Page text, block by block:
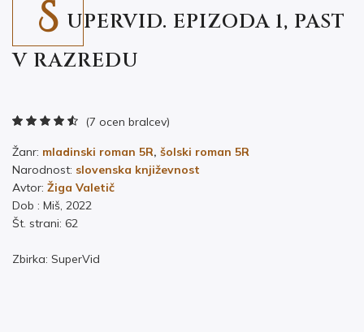
S UPERVID. EPIZODA 1, PAST
V RAZREDU
(7 ocen bralcev)
Žanr: mladinski roman 5R, šolski roman 5R
Narodnost: slovenska književnost
Avtor: Žiga Valetič
Dob : Miš, 2022
Št. strani: 62
Zbirka: SuperVid